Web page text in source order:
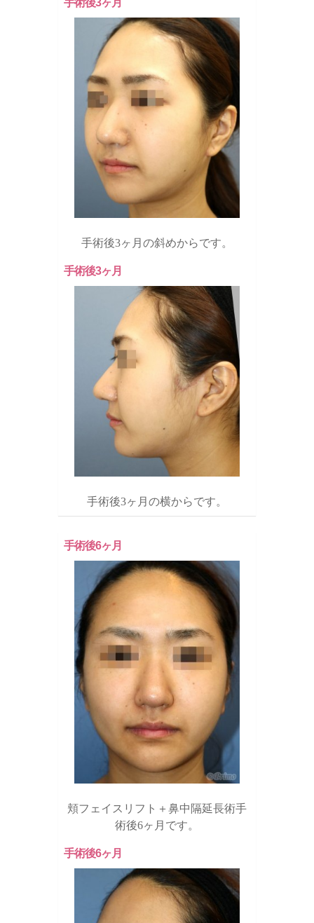
手術後3ヶ月
手術後3ヶ月の斜めからです。
手術後3ヶ月
手術後3ヶ月の横からです。
手術後6ヶ月
頬フェイスリフト＋鼻中隔延長術手
術後6ヶ月です。
手術後6ヶ月